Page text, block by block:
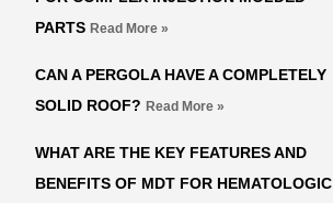
PARTS Read More »
CAN A PERGOLA HAVE A COMPLETELY
SOLID ROOF? Read More »
WHAT ARE THE KEY FEATURES AND
BENEFITS OF MDT FOR HEMATOLOGIC